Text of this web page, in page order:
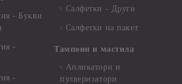
- Букви
-
-
Салфетки - Други
Салфетки на пакет
Тампони и мастила
Апликатори и
пулверизатори